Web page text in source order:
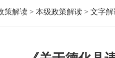
策解读 > 本级政策解读 > 文字解